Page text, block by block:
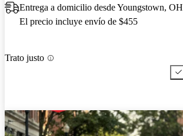
Entrega a domicilio desde Youngstown, OH
El precio incluye envío de $455
Trato justo